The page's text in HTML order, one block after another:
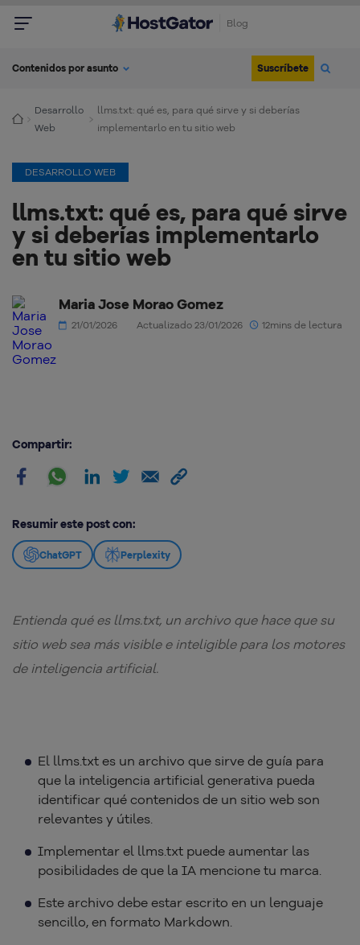
Blog
Contenidos por asunto Suscríbete
Desarrollo
Web
llms.txt: qué es, para qué sirve y si deberías
implementarlo en tu sitio web
DESARROLLO WEB
llms.txt: qué es, para qué sirve
y si deberías implementarlo
en tu sitio web
Maria Jose Morao Gomez
21/01/2026 Actualizado 23/01/2026 12mins de lectura
Compartir:
Resumir este post con:
ChatGPT Perplexity
Entienda qué es llms.txt, un archivo que hace que su
sitio web sea más visible e inteligible para los motores
de inteligencia artificial.
El llms.txt es un archivo que sirve de guía para
que la inteligencia artificial generativa pueda
identificar qué contenidos de un sitio web son
relevantes y útiles.
Implementar el llms.txt puede aumentar las
posibilidades de que la IA mencione tu marca.
Este archivo debe estar escrito en un lenguaje
sencillo, en formato Markdown.